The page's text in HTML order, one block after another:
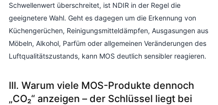
Schwellenwert überschreitet, ist NDIR in der Regel die
geeignetere Wahl. Geht es dagegen um die Erkennung von
Küchengerüchen, Reinigungsmitteldämpfen, Ausgasungen aus
Möbeln, Alkohol, Parfüm oder allgemeinen Veränderungen des
Luftqualitätszustands, kann MOS deutlich sensibler reagieren.
III. Warum viele MOS-Produkte dennoch
„CO₂“ anzeigen – der Schlüssel liegt bei